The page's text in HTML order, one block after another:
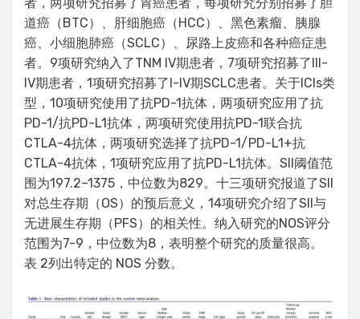
道癌（BTC）、肝细胞癌（HCC）、黑色素瘤、胰腺
癌、小细胞肺癌（SCLC）、尿路上皮癌和各种癌症患
者。9项研究纳入了TNM IV期患者，7项研究招募了III-
IV期患者，1项研究招募了I-IV期SCLC患者。关于ICIs类
型，10项研究使用了抗PD-1抗体，两项研究应用了抗
PD-1/抗PD-L1抗体，两项研究使用抗PD-1联合抗
CTLA-4抗体，两项研究选择了抗PD-1/PD-L1+抗
CTLA-4抗体，1项研究应用了抗PD-L1抗体。SII阈值范
围为197.2–1375，中位数为829。十三项研究报道了SII
对总生存期（OS）的预后意义，14项研究介绍了SII与
无进展生存期（PFS）的相关性。纳入研究的NOS评分
范围为7-9，中位数为8，表明整个研究的质量很高。
表 2列出特定的 NOS 分数。